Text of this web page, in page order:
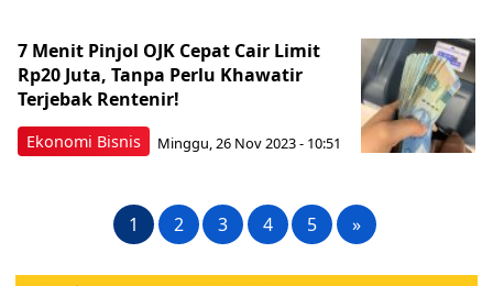
Ekonomi Bisnis
7 Menit Pinjol OJK Cepat Cair Limit
Rp20 Juta, Tanpa Perlu Khawatir
Terjebak Rentenir!
Minggu, 26 Nov 2023 - 10:51
1 2 3 4 5 »